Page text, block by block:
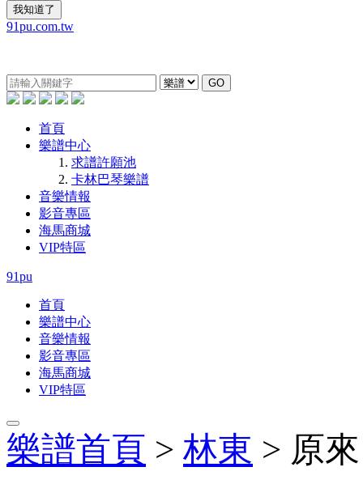
我知道了
91pu.com.tw
GO
首頁
樂譜中心
求譜許願池
卡林巴琴樂譜
音樂情報
影音專區
海馬商城
VIP特區
91pu
首頁
樂譜中心
音樂情報
影音專區
海馬商城
VIP特區
樂譜首頁 > 林東 > 原來